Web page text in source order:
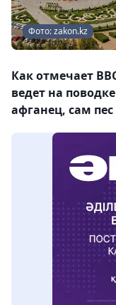
Фото: zakon.kz
Как отмечает
ведет на
афганец, сам